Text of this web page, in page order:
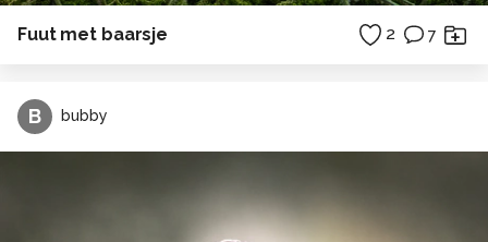
Fuut met baarsje 2 7
B bubby